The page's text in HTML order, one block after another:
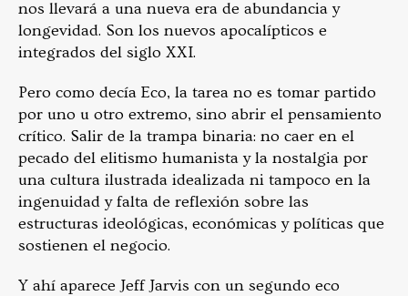
nos llevará a una nueva era de abundancia y
longevidad. Son los nuevos apocalípticos e
integrados del siglo XXI.
Pero como decía Eco, la tarea no es tomar partido
por uno u otro extremo, sino abrir el pensamiento
crítico. Salir de la trampa binaria: no caer en el
pecado del elitismo humanista y la nostalgia por
una cultura ilustrada idealizada ni tampoco en la
ingenuidad y falta de reflexión sobre las
estructuras ideológicas, económicas y políticas que
sostienen el negocio.
Y ahí aparece Jeff Jarvis con un segundo eco